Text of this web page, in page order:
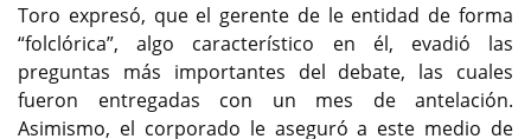
Toro expresó, que el gerente de le entidad de forma
“folclórica”, algo característico en él, evadió las
preguntas más importantes del debate, las cuales
fueron entregadas con un mes de antelación.
Asimismo, el corporado le aseguró a este medio de